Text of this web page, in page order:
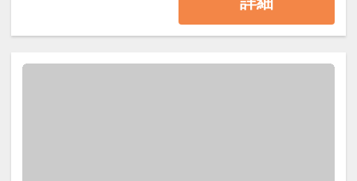
テルエリア（東棟）までお越しいた